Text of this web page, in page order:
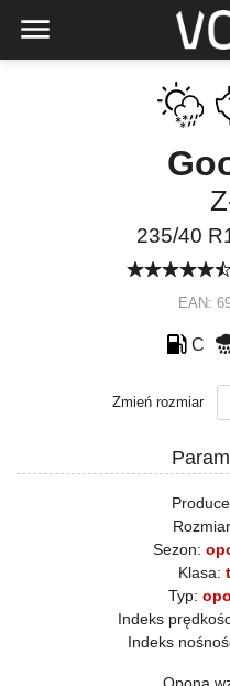
235/40
EAN:
C
Zmień rozmiar
Sezon:
Klasa:
Typ:
Indeks
Indeks
Opona